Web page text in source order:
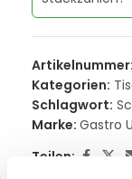
Artikelnummer:
Kategorien:
Schlagwort:
Marke: Gastro
Teilen: